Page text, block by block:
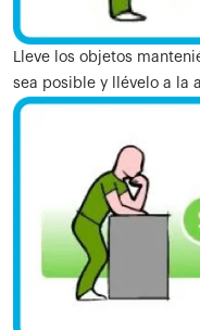
Lleve los objetos
sea posible y llévelo a la